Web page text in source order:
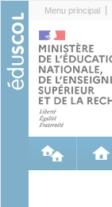
Menu principal